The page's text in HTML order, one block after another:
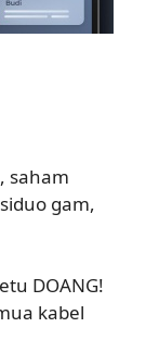
saham
gam,
DOANG!
kabel